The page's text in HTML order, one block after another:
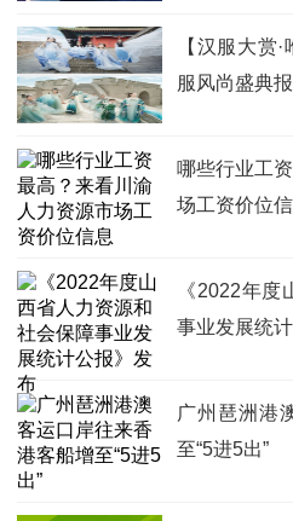
【汉服大赏
服风尚盛典
哪些行业工
场工资价位
《2022年
事业发展统
广州琶洲港
至“5进5出”